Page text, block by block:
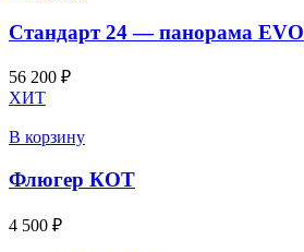
Стандарт 24 — панорама EVO
56 200 ₽
ХИТ
В корзину
Флюгер КОТ
4 500 ₽